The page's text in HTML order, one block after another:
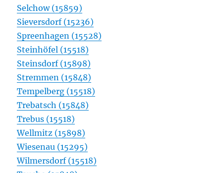
Selchow (15859)
Sieversdorf (15236)
Spreenhagen (15528)
Steinhöfel (15518)
Steinsdorf (15898)
Stremmen (15848)
Tempelberg (15518)
Trebatsch (15848)
Trebus (15518)
Wellmitz (15898)
Wiesenau (15295)
Wilmersdorf (15518)